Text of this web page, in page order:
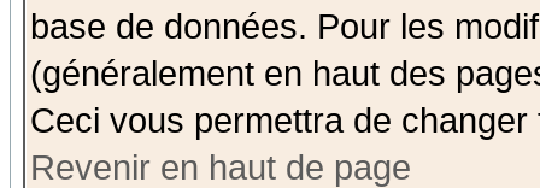
base de données. Pour les
(généralement en haut des
Ceci vous permettra de
Revenir en haut de page